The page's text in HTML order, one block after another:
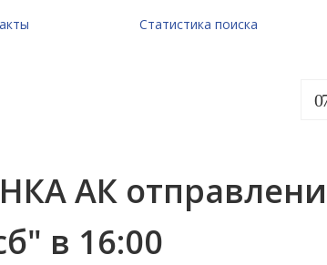
Статистика поиска
АК
в 16:00